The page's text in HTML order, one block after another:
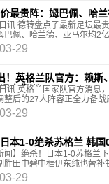
最贵阵：姆巴佩、哈
西在列
讯 德转盘点了最新足坛最
巴佩、哈兰德、亚马尔均2
：多纳鲁马（4500万欧，曼
29
！英格兰队官方：赖斯
出集训
讯 英格兰国家队官方消息
整后的27人阵容正全力备战
赛事。在周五晚与乌拉圭队
29
本1-0绝杀苏格兰 韩
闻】绝杀！日本1-0苏格兰
胜田中碧中框伊东纯也替补
日本下场友谊赛将对阵英格
29